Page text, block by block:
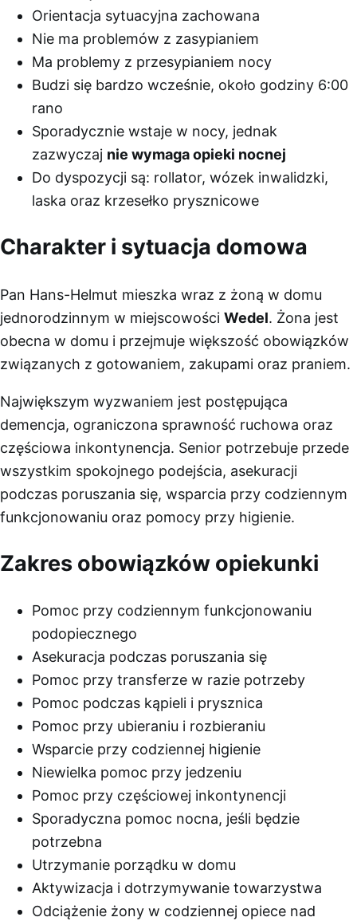
Orientacja sytuacyjna zachowana
Nie ma problemów z zasypianiem
Ma problemy z przesypianiem nocy
Budzi się bardzo wcześnie, około godziny 6:00
rano
Sporadycznie wstaje w nocy, jednak
zazwyczaj nie wymaga opieki nocnej
Do dyspozycji są: rollator, wózek inwalidzki,
laska oraz krzesełko prysznicowe
Charakter i sytuacja domowa
Pan Hans-Helmut mieszka wraz z żoną w domu
jednorodzinnym w miejscowości Wedel. Żona jest
obecna w domu i przejmuje większość obowiązków
związanych z gotowaniem, zakupami oraz praniem.
Największym wyzwaniem jest postępująca
demencja, ograniczona sprawność ruchowa oraz
częściowa inkontynencja. Senior potrzebuje przede
wszystkim spokojnego podejścia, asekuracji
podczas poruszania się, wsparcia przy codziennym
funkcjonowaniu oraz pomocy przy higienie.
Zakres obowiązków opiekunki
Pomoc przy codziennym funkcjonowaniu
podopiecznego
Asekuracja podczas poruszania się
Pomoc przy transferze w razie potrzeby
Pomoc podczas kąpieli i prysznica
Pomoc przy ubieraniu i rozbieraniu
Wsparcie przy codziennej higienie
Niewielka pomoc przy jedzeniu
Pomoc przy częściowej inkontynencji
Sporadyczna pomoc nocna, jeśli będzie
potrzebna
Utrzymanie porządku w domu
Aktywizacja i dotrzymywanie towarzystwa
Odciążenie żony w codziennej opiece nad